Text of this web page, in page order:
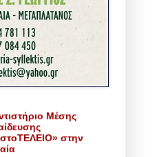
Μέσης
στην